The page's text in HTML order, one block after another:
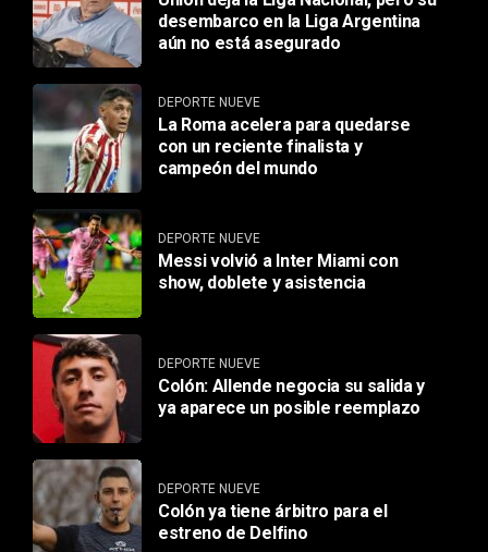
desembarco en la Liga Argentina
aún no está asegurado
DEPORTE NUEVE
La Roma acelera para quedarse
con un reciente finalista y
campeón del mundo
DEPORTE NUEVE
Messi volvió a Inter Miami con
show, doblete y asistencia
DEPORTE NUEVE
Colón: Allende negocia su salida y
ya aparece un posible reemplazo
DEPORTE NUEVE
Colón ya tiene árbitro para el
estreno de Delfino